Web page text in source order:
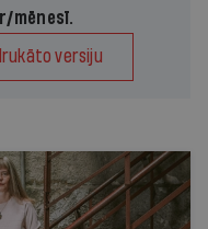
mēnesī.
versiju